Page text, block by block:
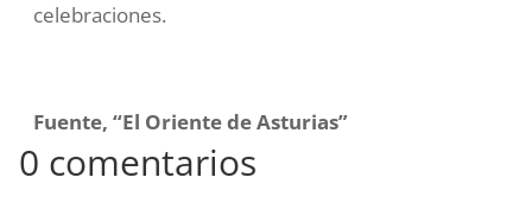
celebraciones.
Fuente, “El Oriente de Asturias”
0 comentarios